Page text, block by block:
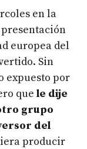
en la
europea del
Sin
expuesto por
que le dije
grupo
del
producir